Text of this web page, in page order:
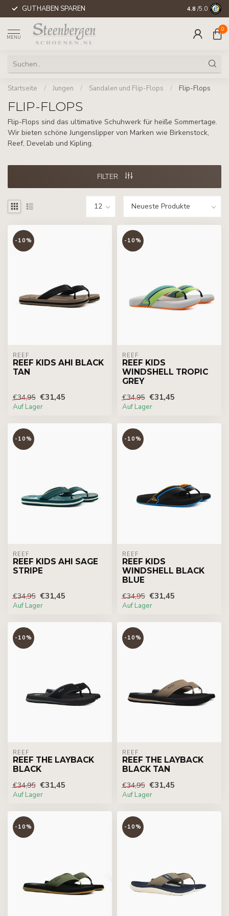
GUTHABEN SPAREN WELTWEITE
4.8 /5.0
MENU
0
Startseite / Jungen / Sandalen und Flip-Flops / Flip-Flops
FLIP-FLOPS
Flip-Flops sind das ultimative Schuhwerk für heiße Sommertage.
Wir bieten schöne Jungenslipper von Marken wie Birkenstock,
Reef, Develab und Kipling.
FILTER
-10%
REEF
REEF KIDS AHI BLACK
TAN
€34,95 €31,45
Auf Lager
-10%
REEF
REEF KIDS
WINDSHELL TROPIC
GREY
€34,95 €31,45
Auf Lager
-10%
REEF
REEF KIDS AHI SAGE
STRIPE
€34,95 €31,45
Auf Lager
-10%
REEF
REEF KIDS
WINDSHELL BLACK
BLUE
€34,95 €31,45
Auf Lager
-10%
REEF
REEF THE LAYBACK
BLACK
€34,95 €31,45
Auf Lager
-10%
REEF
REEF THE LAYBACK
BLACK TAN
€34,95 €31,45
Auf Lager
-10% -10%